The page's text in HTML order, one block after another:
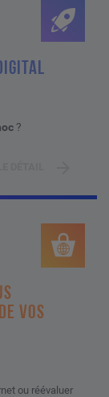
?
VOS
ou réévaluer